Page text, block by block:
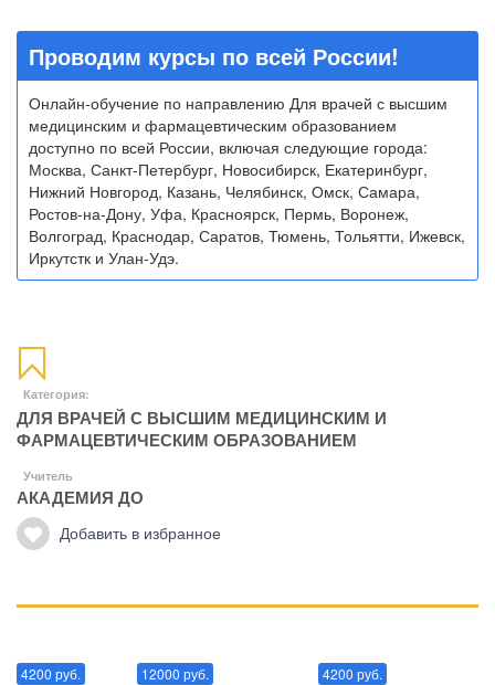
Проводим курсы по всей России!
Онлайн-обучение по направлению Для врачей с высшим
медицинским и фармацевтическим образованием
доступно по всей России, включая следующие города:
Москва, Санкт-Петербург, Новосибирск, Екатеринбург,
Нижний Новгород, Казань, Челябинск, Омск, Самара,
Ростов-на-Дону, Уфа, Красноярск, Пермь, Воронеж,
Волгоград, Краснодар, Саратов, Тюмень, Тольятти, Ижевск,
Иркутстк и Улан-Удэ.
Категория:
ДЛЯ ВРАЧЕЙ С ВЫСШИМ МЕДИЦИНСКИМ И
ФАРМАЦЕВТИЧЕСКИМ ОБРАЗОВАНИЕМ
Учитель
АКАДЕМИЯ ДО
Добавить в избранное
4200 руб. 12000 руб. 4200 руб.